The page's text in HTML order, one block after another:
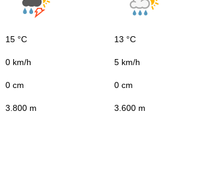
15 °C 13 °C
0 km/h 5 km/h
0 cm 0 cm
3.800 m 3.600 m